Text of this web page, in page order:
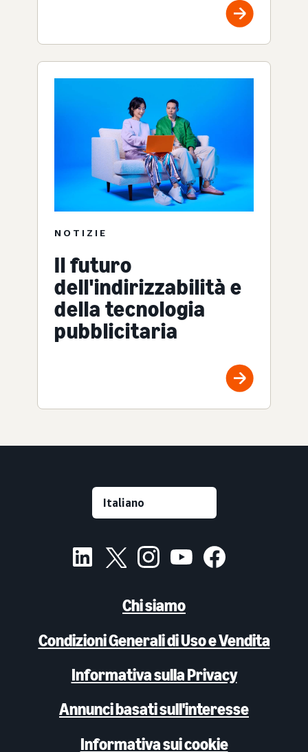
NOTIZIE
Il futuro
dell'indirizzabilità e
della tecnologia
pubblicitaria
Chi siamo
Condizioni Generali di Uso e Vendita
Informativa sulla Privacy
Annunci basati sull'interesse
Informativa sui cookie